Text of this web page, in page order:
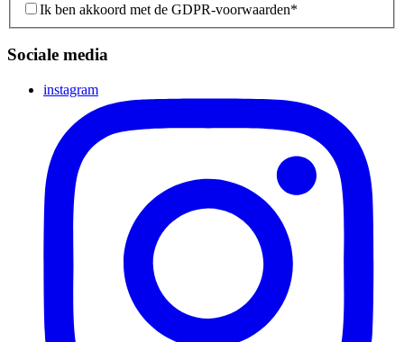
Ik ben akkoord met de GDPR-voorwaarden*
Sociale media
instagram